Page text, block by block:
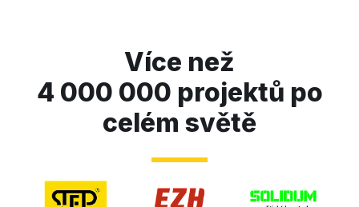
Více než
4 000 000 projektů po
celém světě